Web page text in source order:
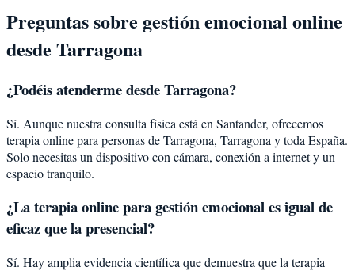
Preguntas sobre gestión emocional online
desde Tarragona
¿Podéis atenderme desdeTarragona?
Sí. Aunque nuestra consulta física está en Santander, ofrecemos
terapia online para personas deTarragona, Tarragona y toda España.
Solo necesitas un dispositivo con cámara, conexión a internet y un
espacio tranquilo.
¿La terapia online paragestión emocionales igual de
eficaz que la presencial?
Sí. Hay amplia evidencia científica que demuestra que la terapia